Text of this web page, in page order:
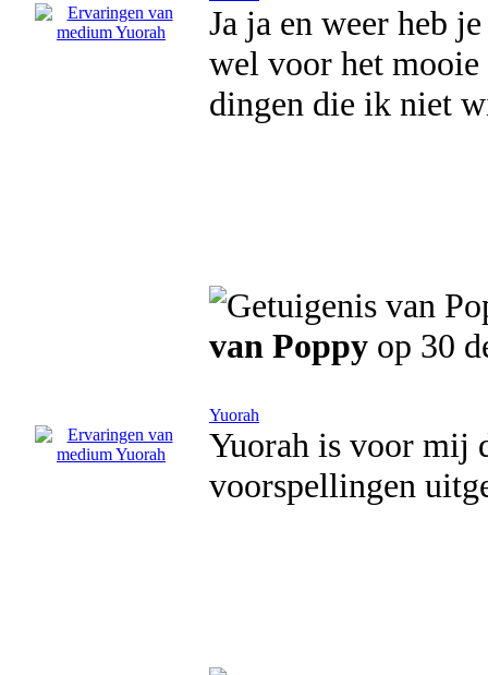
Ja ja en weer heb
wel voor het
dingen die ik niet
van Poppy op 30
Yuorah
Yuorah is voor mij
voorspellingen